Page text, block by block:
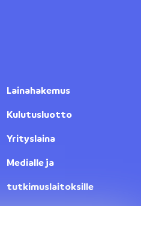
Lainahakemus
Kulutusluotto
Yrityslaina
Medialle ja
tutkimuslaitoksille